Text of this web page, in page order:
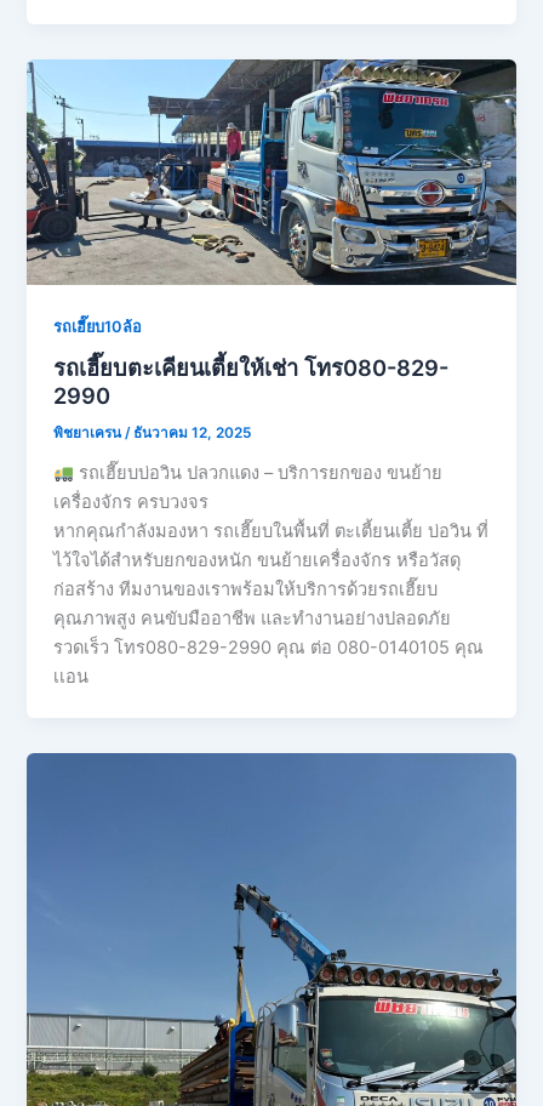
รถเฮี๊ยบ10ล้อ
รถเฮี๊ยบตะเคียนเตี้ยให้เช่า โทร080-829-
2990
พิชยาเครน/ ธันวาคม 12, 2025
รถเฮี๊ยบบ่อวิน ปลวกแดง – บริการยกของ ขนย้าย
เครื่องจักร ครบวงจร
หากคุณกำลังมองหา รถเฮี๊ยบในพื้นที่ ตะเตี้ยนเตี้ย บ่อวิน ที่
ไว้ใจได้สำหรับยกของหนัก ขนย้ายเครื่องจักร หรือวัสดุ
ก่อสร้าง ทีมงานของเราพร้อมให้บริการด้วยรถเฮี๊ยบ
คุณภาพสูง คนขับมืออาชีพ และทำงานอย่างปลอดภัย
รวดเร็ว โทร080-829-2990 คุณ ต่อ 080-0140105 คุณ
เเอน